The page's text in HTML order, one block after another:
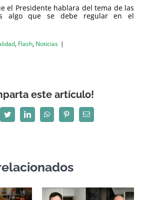
el Presidente hablara del tema de las
algo que se debe regular en el
, Flash, Noticias |
este artículo!
TwitterLinkedInWhatsAppPinterestCorreo
electrónico